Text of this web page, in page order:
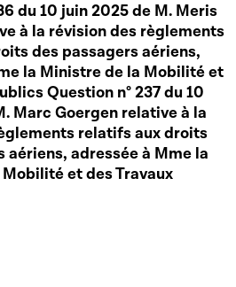
du 10 juin 2025 de M. Meris
à la révision des règlements
des passagers aériens,
la Ministre de la Mobilité et
Question n° 237 du 10
Marc Goergen relative à la
relatifs aux droits
aériens, adressée à Mme la
et des Travaux
n° 40 de M. Dan Biancalana
et des munitions (suite)
cette séquence
loi portant modification de
21 décembre 2007 portant
de la navigation